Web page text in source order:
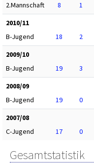
2.Mannschaft
8 1
2010/11
B-Jugend
18 2
2009/10
B-Jugend
19 3
2008/09
B-Jugend
19 0
2007/08
C-Jugend
17 0
Gesamtstatistik